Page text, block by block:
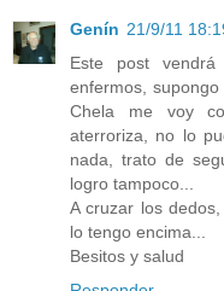
Genín 21/9/11
Este post
enfermos,
Chela me voy
aterroriza, no lo
nada, trato de
logro tampoco...
A cruzar los
lo tengo encima...
Besitos y salud